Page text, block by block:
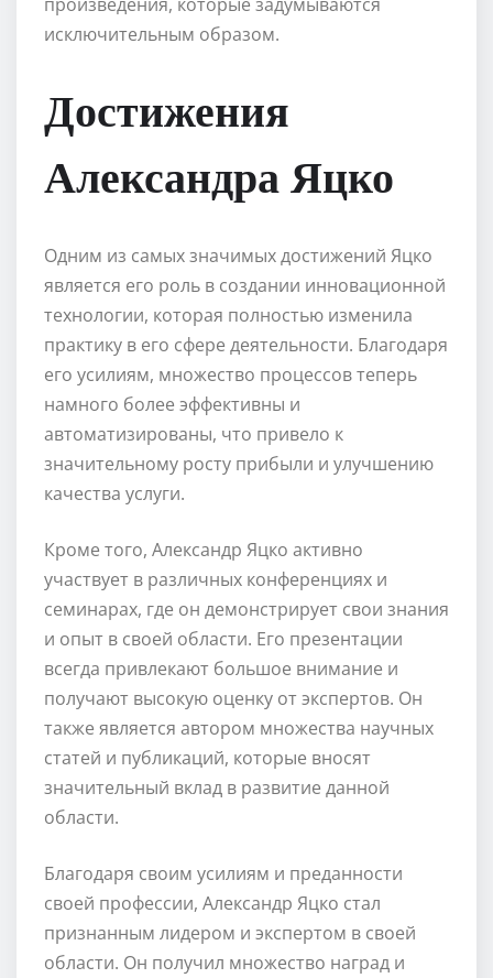
исключительным образом.
Достижения
Александра Яцко
Одним из самых значимых достижений Яцко
является его роль в создании инновационной
технологии, которая полностью изменила
практику в его сфере деятельности. Благодаря
его усилиям, множество процессов теперь
намного более эффективны и
автоматизированы, что привело к
значительному росту прибыли и улучшению
качества услуги.
Кроме того, Александр Яцко активно
участвует в различных конференциях и
семинарах, где он демонстрирует свои знания
и опыт в своей области. Его презентации
всегда привлекают большое внимание и
получают высокую оценку от экспертов. Он
также является автором множества научных
статей и публикаций, которые вносят
значительный вклад в развитие данной
области.
Благодаря своим усилиям и преданности
своей профессии, Александр Яцко стал
признанным лидером и экспертом в своей
области. Он получил множество наград и